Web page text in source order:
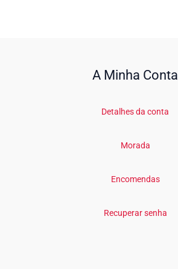
A Minha Conta
Detalhes da conta
Morada
Encomendas
Recuperar senha